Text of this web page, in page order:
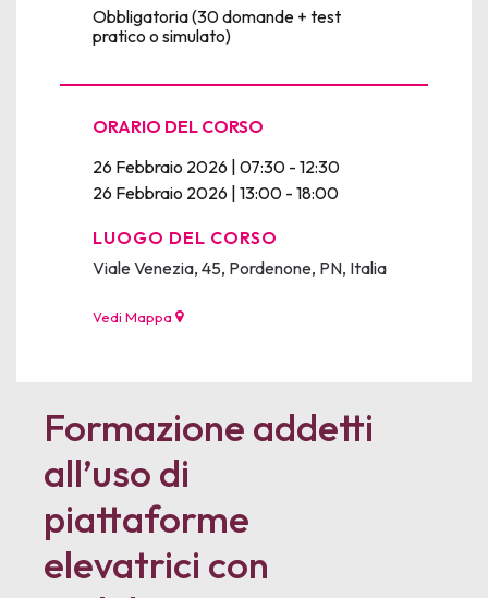
Obbligatoria (30 domande + test
pratico o simulato)
ORARIO DEL CORSO
26 Febbraio 2026 | 07:30 - 12:30
26 Febbraio 2026 | 13:00 - 18:00
LUOGO DEL CORSO
Viale Venezia, 45, Pordenone, PN, Italia
Vedi Mappa
Formazione addetti
all’uso di
piattaforme
elevatrici con